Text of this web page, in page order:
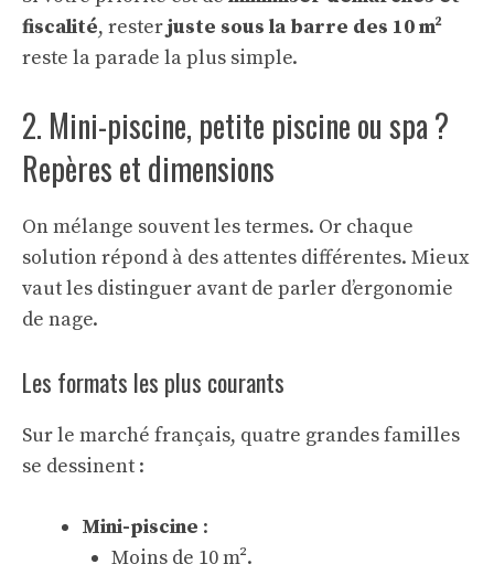
fiscalité, resterjuste sous la barre des 10 m²
reste la parade la plus simple.
2. Mini-piscine, petite piscine ou spa ?
Repères et dimensions
On mélange souvent les termes. Or chaque
solution répond à des attentes différentes. Mieux
vaut les distinguer avant de parler d’ergonomie
de nage.
Les formats les plus courants
Sur le marché français, quatre grandes familles
se dessinent :
Mini-piscine :
Moins de 10 m².